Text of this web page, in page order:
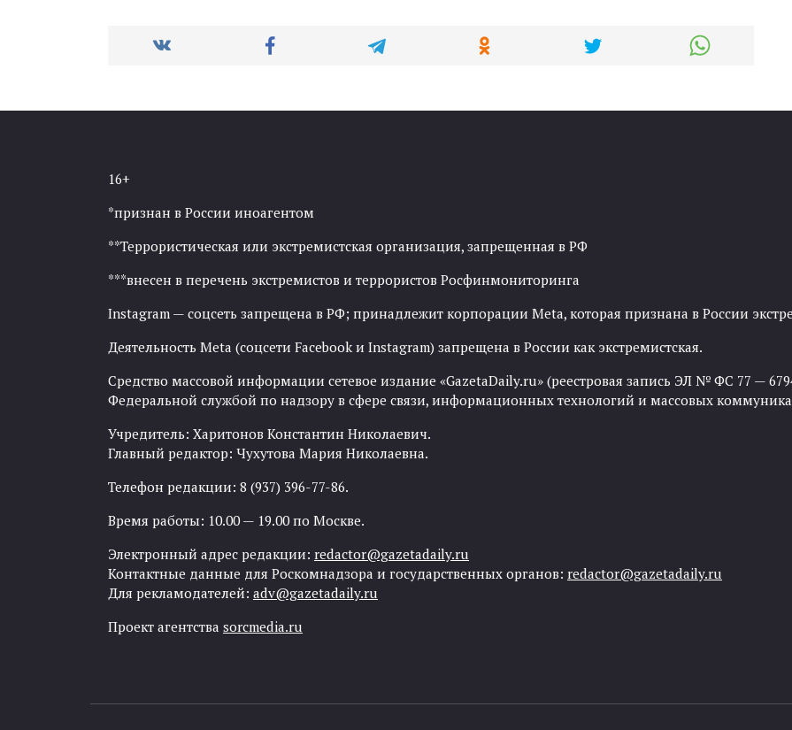
16+
*признан в России иноагентом
**Террористическая или экстремистская организация, запрещенная в РФ
***внесен в перечень экстремистов и террористов Росфинмониторинга
Instagram — соцсеть запрещена в РФ; принадлежит корпорации Meta, которая признана в России
Деятельность Meta (соцсети Facebook и Instagram) запрещена в России как экстремистская.
Средство массовой информации сетевое издание «GazetaDaily.ru» (реестровая запись ЭЛ № ФС 77 —
Федеральной службой по надзору в сфере связи, информационных технологий и массовых
Учредитель: Харитонов Константин Николаевич.
Главный редактор: Чухутова Мария Николаевна.
Телефон редакции: 8 (937) 396-77-86.
Время работы: 10.00 — 19.00 по Москве.
Электронный адрес редакции: redactor@gazetadaily.ru
Контактные данные для Роскомнадзора и государственных органов: redactor@gazetadaily.ru
Для рекламодателей: adv@gazetadaily.ru
Проект агентства sorcmedia.ru